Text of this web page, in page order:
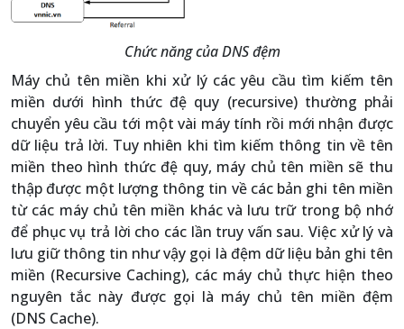
Chức năng của DNS đệm
Máy chủ tên miền khi xử lý các yêu cầu tìm kiếm tên
miền dưới hình thức đệ quy (recursive) thường phải
chuyển yêu cầu tới một vài máy tính rồi mới nhận được
dữ liệu trả lời. Tuy nhiên khi tìm kiếm thông tin về tên
miền theo hình thức đệ quy, máy chủ tên miền sẽ thu
thập được một lượng thông tin về các bản ghi tên miền
từ các máy chủ tên miền khác và lưu trữ trong bộ nhớ
để phục vụ trả lời cho các lần truy vấn sau. Việc xử lý và
lưu giữ thông tin như vậy gọi là đệm dữ liệu bản ghi tên
miền (Recursive Caching), các máy chủ thực hiện theo
nguyên tắc này được gọi là máy chủ tên miền đệm
(DNS Cache).